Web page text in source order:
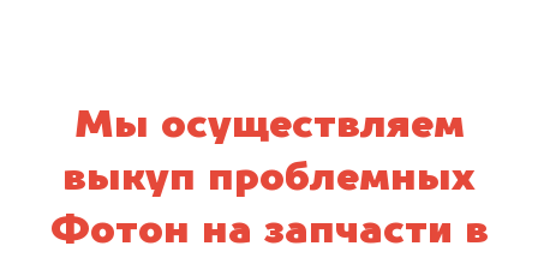
Мы осуществляем
выкуп проблемных
Фотон на запчасти в